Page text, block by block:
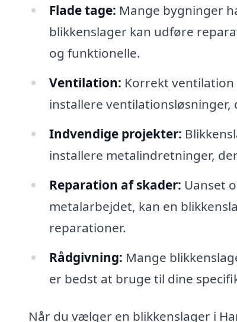
Flade tage: Mange bygninger
blikkenslager kan udføre
og funktionelle.
Ventilation: Korrekt
installere
Indvendige projekter:
installere metalindretninger,
Reparation af skader: Uanset
metalarbejdet, kan en
reparationer.
Rådgivning: Mange
er bedst at bruge til dine
Når du vælger en blikkenslager i